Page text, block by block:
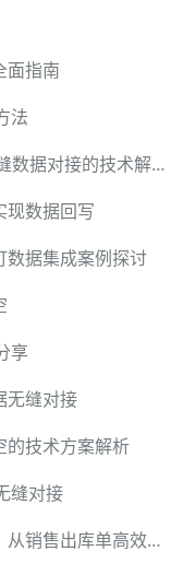
面指南
法
实现旺店通·企业奇门到金蝶云星空无缝数据对接的技术解决方案
现数据回写
数据集成案例探讨
享
无缝对接
的技术方案解析
缝对接
实现旺店通与金蝶云星空的数据集成：从销售出库单高效对接入手